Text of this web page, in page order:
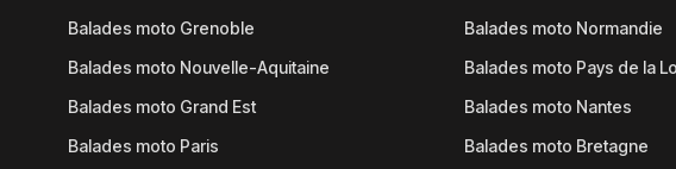
Balades moto Grenoble
Balades moto Nouvelle-Aquitaine
Balades moto Grand Est
Balades moto Paris
Balades moto Normandie
Balades moto Pays de la
Balades moto Nantes
Balades moto Bretagne